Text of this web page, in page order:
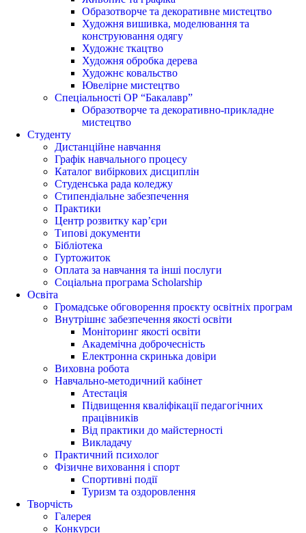
Образотворче та декоративне мистецтво
Художня вишивка, моделювання та
конструювання одягу
Художнє ткацтво
Художня обробка дерева
Художнє ковальство
Ювелірне мистецтво
Спеціальності ОР “Бакалавр”
Образотворче та декоративно-прикладне
мистецтво
Студенту
Дистанційне навчання
Графік навчального процесу
Каталог вибіркових дисциплін
Студенська рада коледжу
Стипендіальне забезпечення
Практики
Центр розвитку кар’єри
Типові документи
Бібліотека
Гуртожиток
Оплата за навчання та інші послуги
Соціальна програма Scholarship
Освіта
Громадське обговорення проєкту освітніх програм
Внутрішнє забезпечення якості освіти
Моніторинг якості освіти
Академічна доброчесність
Електронна скринька довіри
Виховна робота
Навчально-методичний кабінет
Атестація
Підвищення кваліфікації педагогічних
працівників
Від практики до майстерності
Викладачу
Практичний психолог
Фізичне виховання і спорт
Спортивні події
Туризм та оздоровлення
Творчість
Галерея
Конкурси